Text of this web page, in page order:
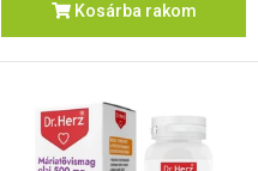
Kosárba rakom